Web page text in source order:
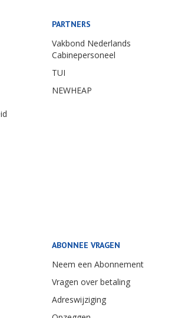
PARTNERS
Vakbond Nederlands
Cabinepersoneel
TUI
NEWHEAP
ABONNEE VRAGEN
Neem een Abonnement
Vragen over betaling
Adreswijziging